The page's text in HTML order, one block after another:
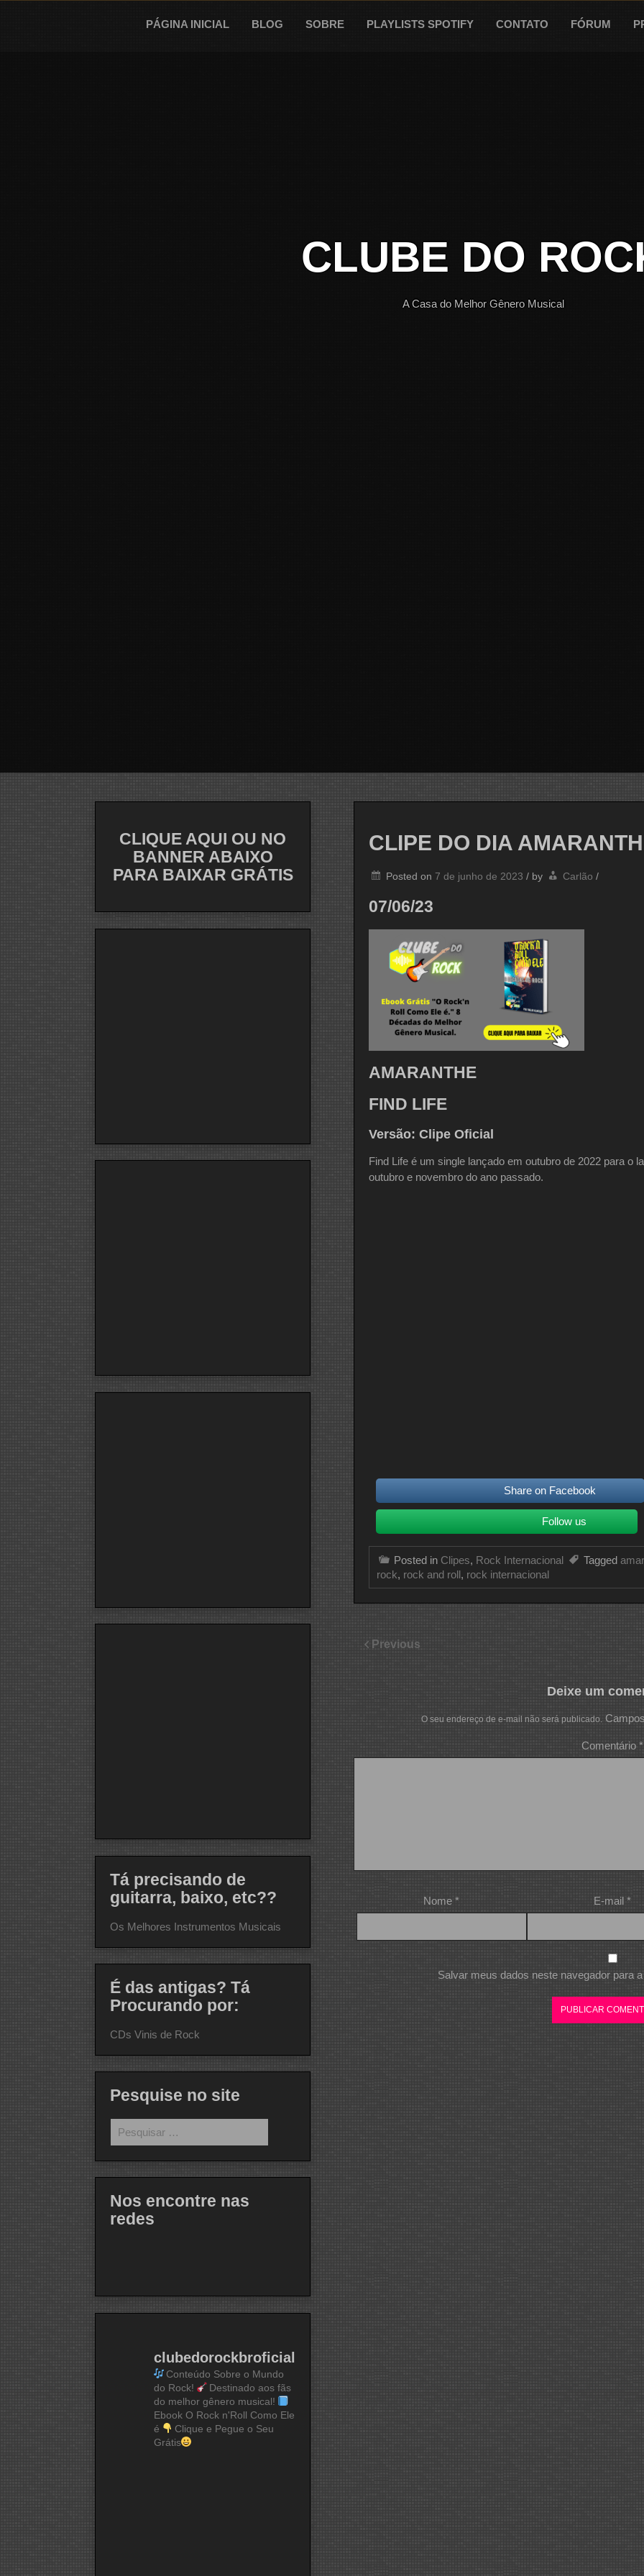
PÁGINA INICIAL BLOG SOBRE PLAYLISTS SPOTIFY CONTATO FÓRUM
CLUBE DO
A Casa do Melhor Gênero Musical
CLIPE DO DIA
Posted on 7 de junho de 2023 / by Carlão /
07/06/23
AMARANTHE
FIND LIFE
Versão: Clipe Oficial
Find Life é um single lançado em outubro de 2022 para o
outubro e novembro do ano passado.
Share on Facebook
Follow us
Posted in Clipes, Rock Internacional Tagged
rock, rock and roll , rock internacional
Previous
Deixe um
O seu endereço de e-mail não será publicado.
Comentário *
Nome* E-mail *
Salvar meus dados neste navegador para
CLIQUE AQUI OU NO
BANNER ABAIXO
PARA BAIXAR GRÁTIS
Tá precisando de
guitarra, baixo, etc??
Os Melhores Instrumentos Musicais
É das antigas? Tá
Procurando por:
CDs Vinis de Rock
Pesquise no site
por:
Nos encontre nas
redes
clubedorockbroficial
Conteúdo Sobre o Mundo
do Rock!
Destinado aos fãs
do melhor gênero musical!
Ebook O Rock n'Roll Como Ele
é
Clique e Pegue o Seu
Grátis